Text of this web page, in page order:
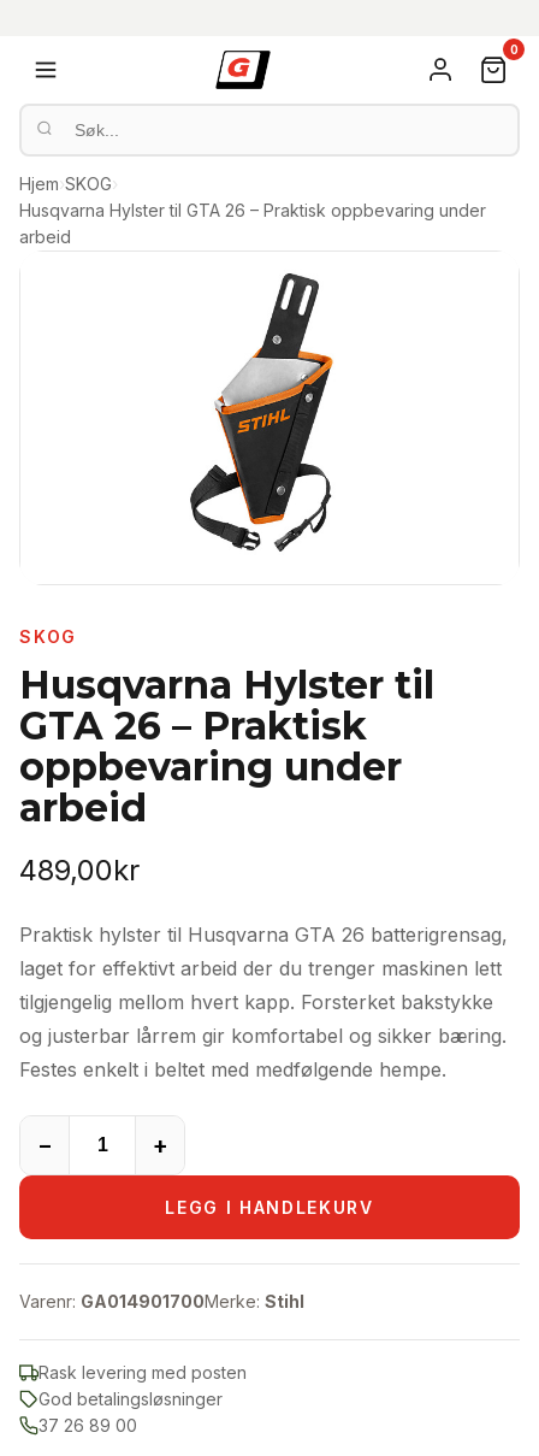
0
Hjem›SKOG›
Husqvarna Hylster til GTA 26 – Praktisk oppbevaring under
arbeid
SKOG
Husqvarna Hylster til
GTA 26 – Praktisk
oppbevaring under
arbeid
489,00kr
Praktisk hylster til Husqvarna GTA 26 batterigrensag,
laget for effektivt arbeid der du trenger maskinen lett
tilgjengelig mellom hvert kapp. Forsterket bakstykke
og justerbar lårrem gir komfortabel og sikker bæring.
Festes enkelt i beltet med medfølgende hempe.
− +
LEGG I HANDLEKURV
Varenr: GA014901700Merke: Stihl
Rask levering med posten
God betalingsløsninger
37 26 89 00